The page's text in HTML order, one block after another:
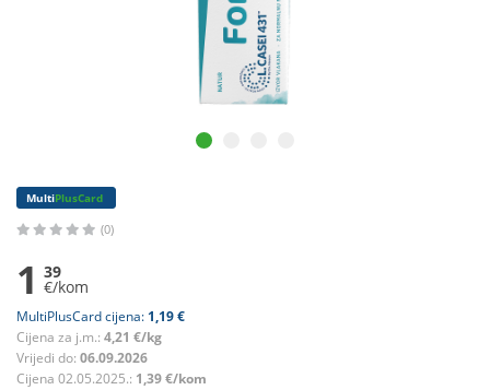
MultiPlusCard
(0)
1 39
€/kom
MultiPlusCard cijena: 1,19 €
Cijena za j.m.: 4,21 €/kg
Vrijedi do: 06.09.2026
Cijena 02.05.2025.: 1,39 €/kom